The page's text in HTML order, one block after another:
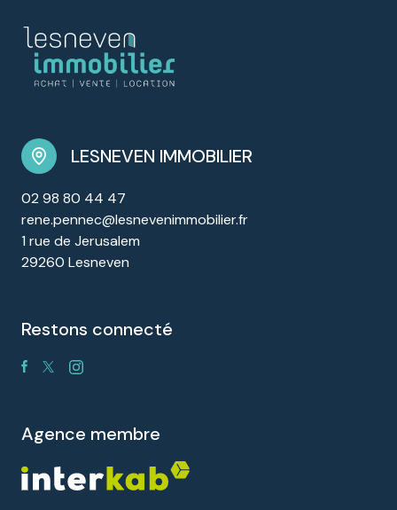
LESNEVEN IMMOBILIER
02 98 80 44 47
rene.pennec@lesnevenimmobilier.fr
1 rue de Jerusalem
29260 Lesneven
restons connecté
agence membre